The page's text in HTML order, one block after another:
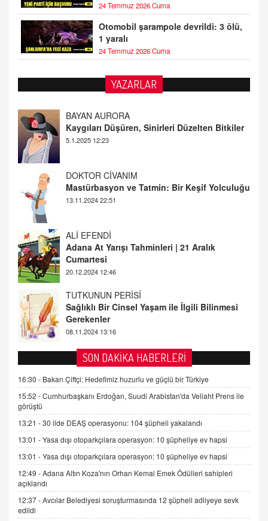
24 Temmuz 2026 Cuma
Otomobil şarampole devrildi: 3 ölü,
1 yaralı
24 Temmuz 2026 Cuma
YAZARLAR
DOKTOR CİVANIM
Mastürbasyon ve Tatmin: Bir Keşif Yolculuğu
13.11.2024 22:51
ALİ EFENDİ
Adana At Yarışı Tahminleri | 21 Aralık
Cumartesi
TUTKUNUN PERİSİ
Sağlıklı Bir Cinsel Yaşam ile İlgili Bilinmesi
Gerekenler
08.11.2024 13:16
FARUK ÖNALAN
Tezkere Onaylanmasaydı…
2 Kasım 2021 Salı 00:11
AV. DOĞAN CAN DOĞAN
Kişisel verilerin korunması ve dijital hukukun
gelişimi
15.09.2025 16:17
SEHER EREK
Kış Ayları Geldi, Hangi Önlemler Alınmalı?
9.12.2025 10:11
İNCİ GÜL AKÖL
06.07.2026 13:00
SON DAKİKA HABERLERİ
16:30 - Bakan Çiftçi: Hedefimiz huzurlu ve güçlü bir Türkiye
15:52 -Cumhurbaşkanı Erdoğan, Suudi Arabistan'da Veliaht Prens ile
görüştü
13:21 -30 ilde DEAŞ operasyonu: 104 şüpheli yakalandı
13:01 -Yasa dışı otoparkçılara operasyon: 10 şüpheliye ev hapsi
13:01 -Yasa dışı otoparkçılara operasyon: 10 şüpheliye ev hapsi
12:49 -Adana Altın Koza'nın Orhan Kemal Emek Ödülleri sahipleri
açıklandı
12:37 -Avcılar Belediyesi soruşturmasında 12 şüpheli adliyeye sevk
edildi